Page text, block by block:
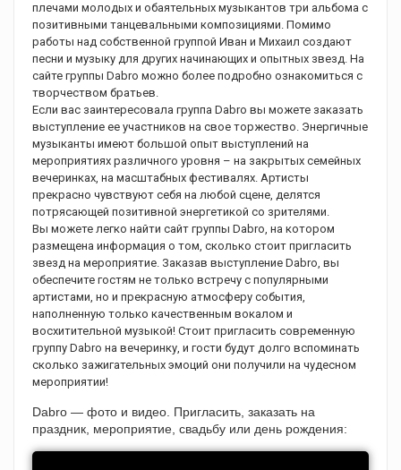
плечами молодых и обаятельных музыкантов три альбома с
позитивными танцевальными композициями. Помимо
работы над собственной группой Иван и Михаил создают
песни и музыку для других начинающих и опытных звезд. На
сайте группы Dabro можно более подробно ознакомиться с
творчеством братьев.
Если вас заинтересовала группа Dabro вы можете заказать
выступление ее участников на свое торжество. Энергичные
музыканты имеют большой опыт выступлений на
мероприятиях различного уровня – на закрытых семейных
вечеринках, на масштабных фестивалях. Артисты
прекрасно чувствуют себя на любой сцене, делятся
потрясающей позитивной энергетикой со зрителями.
Вы можете легко найти сайт группы Dabro, на котором
размещена информация о том, сколько стоит пригласить
звезд на мероприятие. Заказав выступление Dabro, вы
обеспечите гостям не только встречу с популярными
артистами, но и прекрасную атмосферу события,
наполненную только качественным вокалом и
восхитительной музыкой! Стоит пригласить современную
группу Dabro на вечеринку, и гости будут долго вспоминать
сколько зажигательных эмоций они получили на чудесном
мероприятии!
Dabro — фото и видео. Пригласить, заказать на
праздник, мероприятие, свадьбу или день рождения: